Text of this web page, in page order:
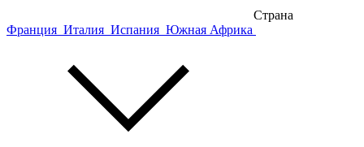
Страна
Франция Италия Испания Южная Африка